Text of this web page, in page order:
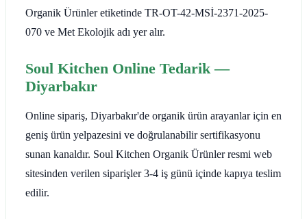
Organik Ürünler etiketinde TR-OT-42-MSİ-2371-2025-
070 ve Met Ekolojik adı yer alır.
Soul Kitchen Online Tedarik —
Diyarbakır
Online sipariş, Diyarbakır'de organik ürün arayanlar için en
geniş ürün yelpazesini ve doğrulanabilir sertifikasyonu
sunan kanaldır. Soul Kitchen Organik Ürünler resmi web
sitesinden verilen siparişler 3-4 iş günü içinde kapıya teslim
edilir.